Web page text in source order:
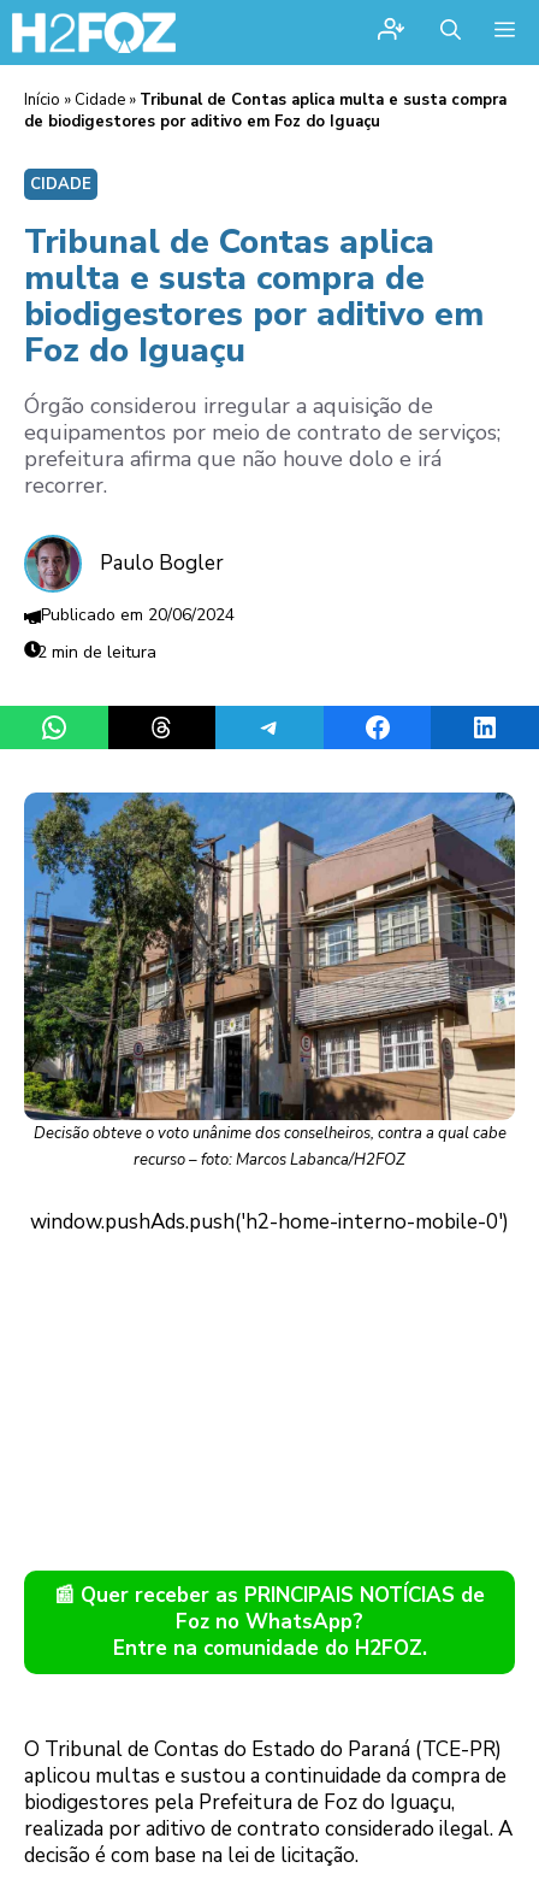
Início » Cidade » Tribunal de Contas aplica multa e susta compra
de biodigestores por aditivo em Foz do Iguaçu
CIDADE
Tribunal de Contas aplica
multa e susta compra de
biodigestores por aditivo em
Foz do Iguaçu
Órgão considerou irregular a aquisição de
equipamentos por meio de contrato de serviços;
prefeitura afirma que não houve dolo e irá
recorrer.
Paulo Bogler
20/06/2024
2 min de leitura
Share on WhatsAppShare on ThreadsShare on TelegramShare on Facebook
Decisão obteve o voto unânime dos conselheiros, contra a qual cabe
recurso – foto: Marcos Labanca/H2FOZ
📰 Quer receber as PRINCIPAIS NOTÍCIAS de
Foz no WhatsApp?
Entre na comunidade do H2FOZ.
O Tribunal de Contas do Estado do Paraná (TCE-PR)
aplicou multas e sustou a continuidade da compra de
biodigestores pela Prefeitura de Foz do Iguaçu,
realizada por aditivo de contrato considerado ilegal. A
decisão é com base na lei de licitação.